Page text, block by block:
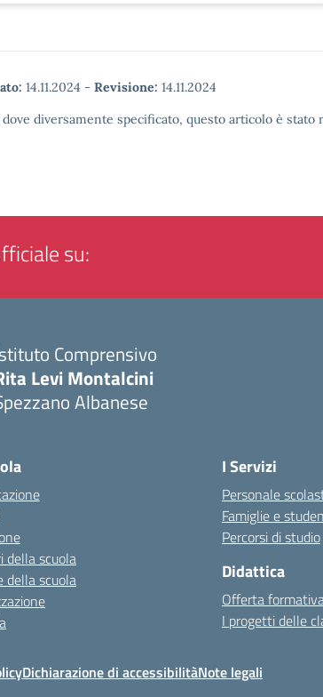
14.11.2024 - Revisione: 14.11.2024
diversamente specificato, questo articolo è
su:
Comprensivo
Levi Montalcini
Albanese
della scuola
della scuola
I Servizi
Personale
Famiglie e
Percorsi di studio
Didattica
Offerta
I progetti delle
Dichiarazione di accessibilitàNote legali